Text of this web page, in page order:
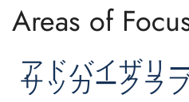
Areas of
アドバイザリ
サッカークラ